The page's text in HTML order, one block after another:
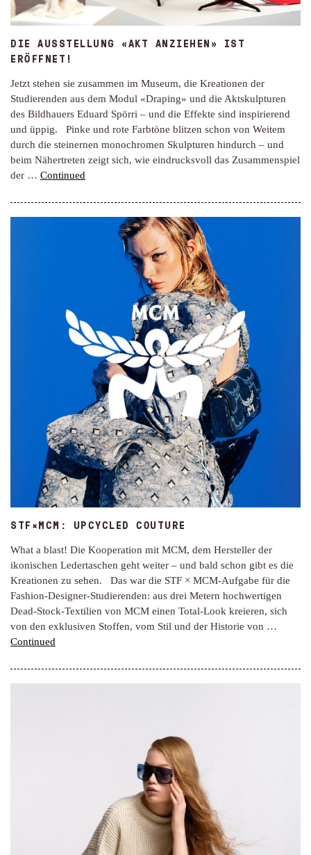
DIE AUSSTELLUNG «AKT ANZIEHEN» IST
ERÖFFNET!
Jetzt stehen sie zusammen im Museum, die Kreationen der
Studierenden aus dem Modul «Draping» und die Aktskulpturen
des Bildhauers Eduard Spörri – und die Effekte sind inspirierend
und üppig. Pinke und rote Farbtöne blitzen schon von Weitem
durch die steinernen monochromen Skulpturen hindurch – und
beim Nähertreten zeigt sich, wie eindrucksvoll das Zusammenspiel
der … Continued
STF×MCM: UPCYCLED COUTURE
What a blast! Die Kooperation mit MCM, dem Hersteller der
ikonischen Ledertaschen geht weiter – und bald schon gibt es die
Kreationen zu sehen. Das war die STF × MCM-Aufgabe für die
Fashion-Designer-Studierenden: aus drei Metern hochwertigen
Dead-Stock-Textilien von MCM einen Total-Look kreieren, sich
von den exklusiven Stoffen, vom Stil und der Historie von …
Continued